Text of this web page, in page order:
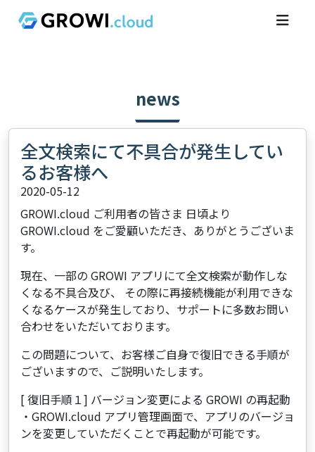
news
全文検索にて不具合が発生してい
るお客様へ
2020-05-12
GROWI.cloud ご利用者の皆さま 日頃より
GROWI.cloud をご愛顧いただき、ありがとうございま
す。
現在、一部の GROWI アプリにて全文検索が動作しな
くなる不具合及び、 その際に再接続機能が利用できな
くなるケースが発生しており、サポートに多数お問い
合わせをいただいております。
この問題について、お客様ご自身で復旧できる手順が
ございますので、ご説明いたします。
[ 復旧手順１] バージョン変更による GROWI の再起動
・GROWI.cloud アプリ管理画面で、アプリのバージョ
ンを変更していただくことで再起動が可能です。